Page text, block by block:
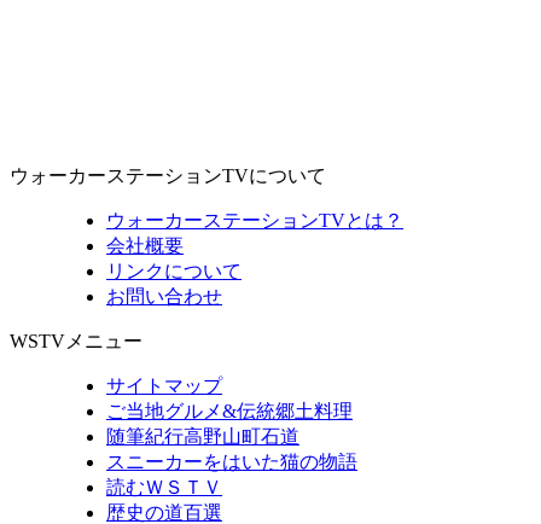
ウォーカーステーションTVについて
ウォーカーステーションTVとは？
会社概要
リンクについて
お問い合わせ
WSTVメニュー
サイトマップ
ご当地グルメ&伝統郷土料理
随筆紀行高野山町石道
スニーカーをはいた猫の物語
読むＷＳＴＶ
歴史の道百選